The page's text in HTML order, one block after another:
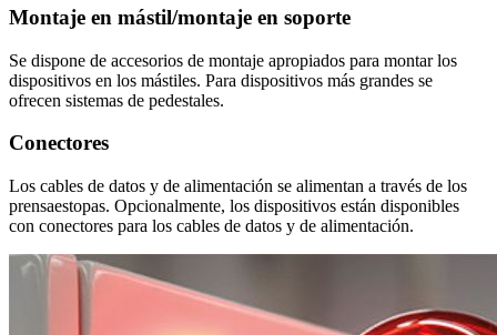
Montaje en mástil/montaje en soporte
Se dispone de accesorios de montaje apropiados para montar los
dispositivos en los mástiles. Para dispositivos más grandes se
ofrecen sistemas de pedestales.
Conectores
Los cables de datos y de alimentación se alimentan a través de los
prensaestopas. Opcionalmente, los dispositivos están disponibles
con conectores para los cables de datos y de alimentación.